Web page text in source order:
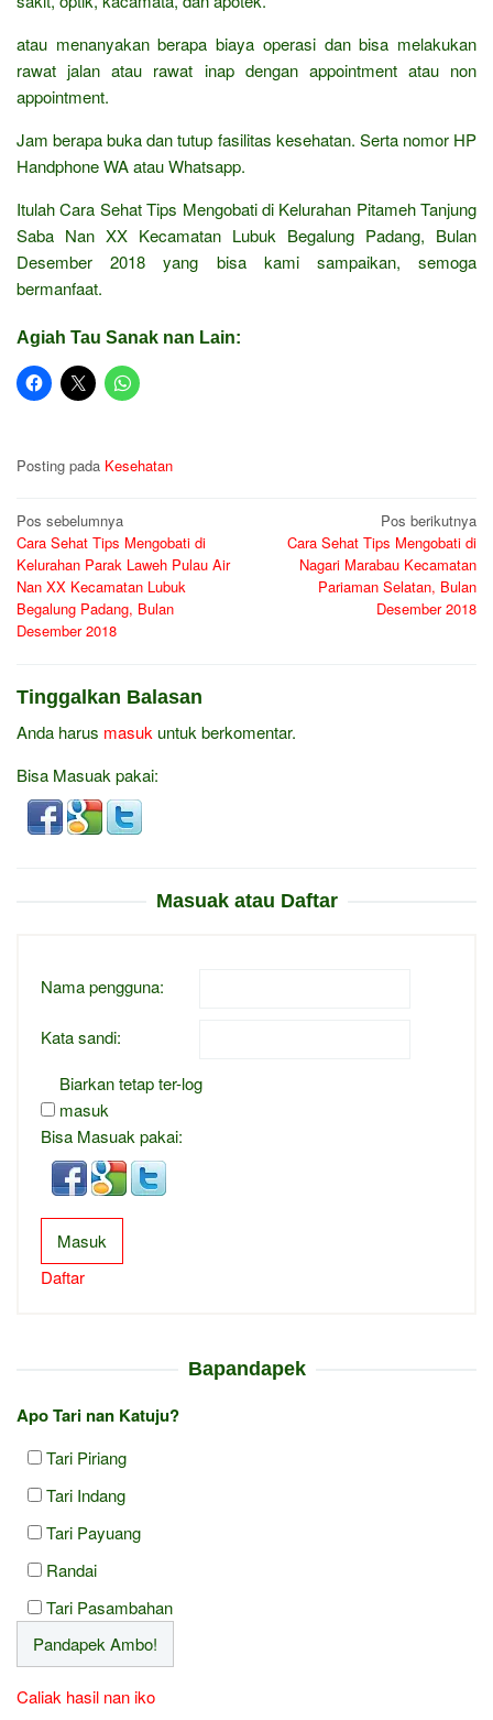
atau menanyakan berapa biaya operasi dan bisa melakukan
rawat jalan atau rawat inap dengan appointment atau non
appointment.
Jam berapa buka dan tutup fasilitas kesehatan. Serta nomor HP
Handphone WA atau Whatsapp.
Itulah Cara Sehat Tips Mengobati di Kelurahan Pitameh Tanjung
Saba Nan XX Kecamatan Lubuk Begalung Padang, Bulan
Desember 2018 yang bisa kami sampaikan, semoga
bermanfaat.
Agiah Tau Sanak nan Lain:
Posting pada Kesehatan
Navigasi
pos
Pos sebelumnya
Cara Sehat Tips Mengobati di
Kelurahan Parak Laweh Pulau Air
Nan XX Kecamatan Lubuk
Begalung Padang, Bulan
Desember 2018
Pos berikutnya
Cara Sehat Tips Mengobati di
Nagari Marabau Kecamatan
Pariaman Selatan, Bulan
Desember 2018
Tinggalkan Balasan
Anda harus masuk untuk berkomentar.
Bisa Masuak pakai:
Masuak atau Daftar
Nama pengguna:
Kata sandi:
Biarkan tetap ter-log
masuk
Bisa Masuak pakai:
Masuk
Daftar
Bapandapek
Apo Tari nan Katuju?
Tari Piriang
Tari Indang
Tari Payuang
Randai
Tari Pasambahan
Caliak hasil nan iko